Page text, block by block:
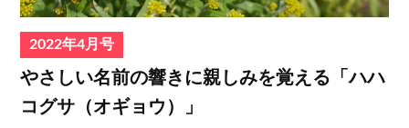
2022年4月号
やさしい名前の響きに親しみを覚える「ハハ
コグサ（オギョウ）」